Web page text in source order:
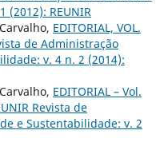
(2012): REUNIR
EDITORIAL, VOL.
de Administração
v. 4 n. 2 (2014):
EDITORIAL – Vol.
Revista de
e Sustentabilidade: v. 2